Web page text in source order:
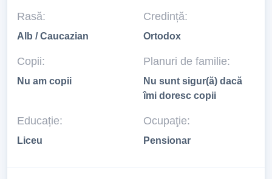
Rasă:
Alb / Caucazian
Credință:
Ortodox
Copii:
Nu am copii
Planuri de familie:
Nu sunt sigur(ă) dacă
îmi doresc copii
Educație:
Liceu
Ocupaţie:
Pensionar